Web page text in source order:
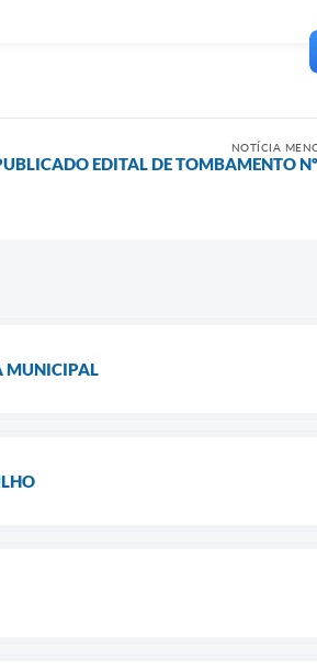
NOTÍCIA
EDITAL DE TOMBAMENTO
MUNICIPAL